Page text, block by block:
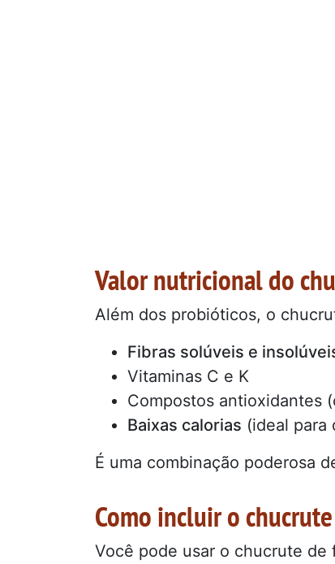
Valor nutricional do
Além dos probióticos, o
Fibras solúveis e
Vitaminas C e K
Compostos antioxidantes
Baixas calorias (ideal para
É uma combinação poderosa
Como incluir o
Você pode usar o chucrute de